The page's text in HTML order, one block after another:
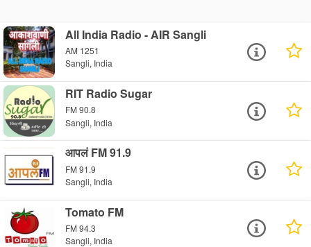
All India Radio - AIR Sangli
AM 1251
Sangli, India
RIT Radio Sugar
FM 90.8
Sangli, India
आपलं FM 91.9
FM 91.9
Sangli, India
Tomato FM
FM 94.3
Sangli, India